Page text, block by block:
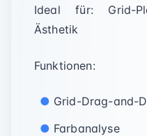
Ideal für: Grid-
Ästhetik
Funktionen:
Grid-Drag-and-
Farbanalyse